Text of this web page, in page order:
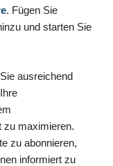
. Fügen Sie
und starten Sie
ausreichend
zu maximieren.
zu abonnieren,
informiert zu